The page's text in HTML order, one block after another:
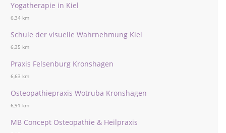
Yogatherapie in Kiel
6,34 km
Schule der visuelle Wahrnehmung Kiel
6,35 km
Praxis Felsenburg Kronshagen
6,63 km
Osteopathiepraxis Wotruba Kronshagen
6,91 km
MB Concept Osteopathie & Heilpraxis